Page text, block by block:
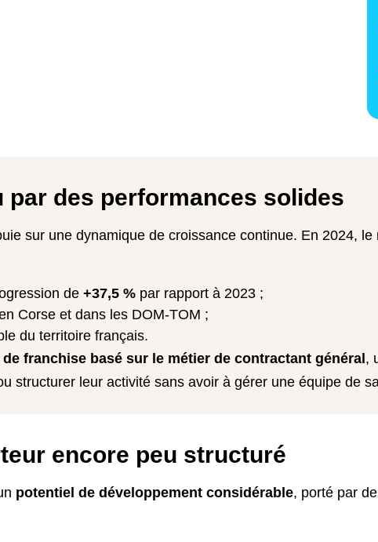
par des performances solides
sur une dynamique de croissance continue. En 2024,
de +37,5 % par rapport à 2023 ;
Corse et dans les DOM-TOM ;
du territoire français.
de franchise basé sur le métier de contractant général ,
structurer leur activité sans avoir à gérer une équipe de
encore peu structuré
potentiel de développement considérable, porté par